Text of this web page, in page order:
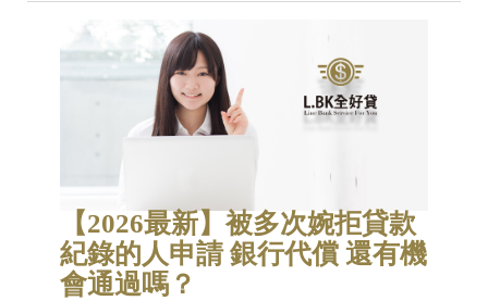
【2026最新】被多次婉拒貸款
紀錄的人申請 銀行代償 還有機
會通過嗎？